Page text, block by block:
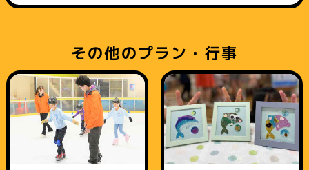
その他のプラン・行事